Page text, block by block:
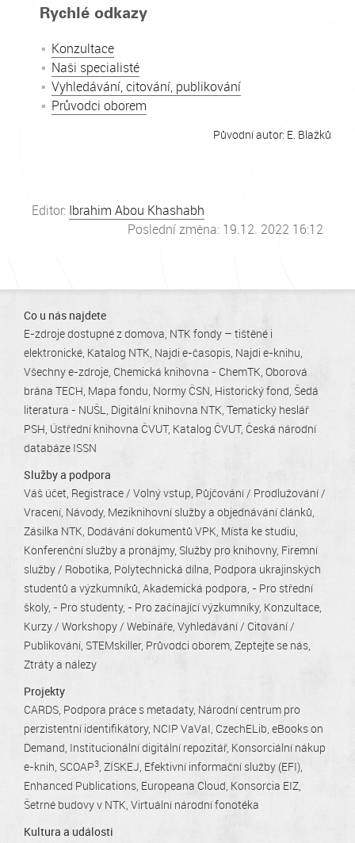
Rychlé odkazy
Konzultace
Naši specialisté
Vyhledávání, citování, publikování
Průvodci oborem
Původní autor: E. Blažků
Editor: Ibrahim Abou Khashabh
Poslední změna: 19.12. 2022 16:12
Co u nás najdete
E-zdroje dostupné z domova NTK fondy – tištěné i
elektronické Katalog NTK Najdi e-časopis Najdi e-knihu
Všechny e-zdroje Chemická knihovna - ChemTK Oborová
brána TECH Mapa fondu Normy ČSN Historický fond Šedá
literatura - NUŠL Digitální knihovna NTK Tematický heslář
PSH Ústřední knihovna ČVUT Katalog ČVUT Česká národní
databáze ISSN
Služby a podpora
Váš účet Registrace / Volný vstup Půjčování / Prodlužování /
Vracení Návody Meziknihovní služby a objednávání článků
Zásilka NTK Dodávání dokumentů VPK Místa ke studiu
Konferenční služby a pronájmy Služby pro knihovny Firemní
služby / Robotika Polytechnická dílna Podpora ukrajinských
studentů a výzkumníků Akademická podpora - Pro střední
školy - Pro studenty - Pro začínající výzkumníky Konzultace
Kurzy / Workshopy / Webináře Vyhledávání / Citování /
Publikování STEMskiller Průvodci oborem Zeptejte se nás
Ztráty a nálezy
Projekty
CARDS Podpora práce s metadaty Národní centrum pro
perzistentní identifikátory NCIP VaVaI CzechELib eBooks on
Demand Institucionální digitální repozitář Konsorciální nákup
e-knih SCOAP3 ZÍSKEJ Efektivní informační služby (EFI)
Enhanced Publications Europeana Cloud Konsorcia EIZ
Šetrné budovy v NTK Virtuální národní fonotéka
Kultura a události